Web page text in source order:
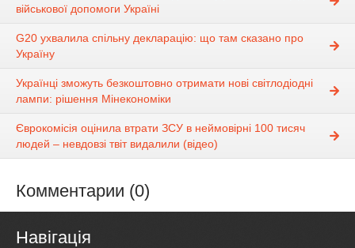
військової допомоги Україні
G20 ухвалила спільну декларацію: що там сказано про
Україну
Українці зможуть безкоштовно отримати нові світлодіодні
лампи: рішення Мінекономіки
Єврокомісія оцінила втрати ЗСУ в неймовірні 100 тисяч
людей – невдовзі твіт видалили (відео)
Комментарии (0)
Навігація